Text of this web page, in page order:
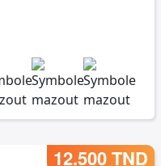
12.500 TND